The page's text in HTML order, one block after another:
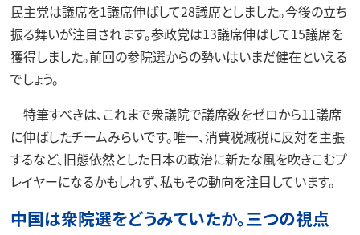
民主党は議席を1議席伸ばして28議席としました。今後の立ち
振る舞いが注目されます。参政党は13議席伸ばして15議席を
獲得しました。前回の参院選からの勢いはいまだ健在といえる
でしょう。
特筆すべきは、これまで衆議院で議席数をゼロから11議席
に伸ばしたチームみらいです。唯一、消費税減税に反対を主張
するなど、旧態依然とした日本の政治に新たな風を吹きこむプ
レイヤーになるかもしれず、私もその動向を注目しています。
中国は衆院選をどうみていたか。三つの視点